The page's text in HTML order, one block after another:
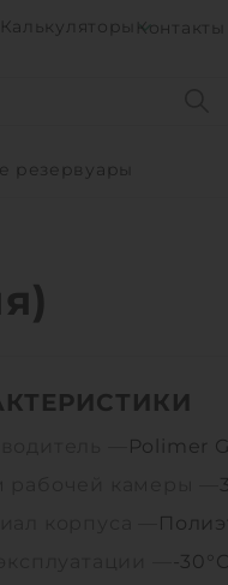
Калькуляторы Контакты
резервуары
Polimer
-